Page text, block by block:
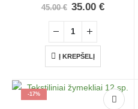
45.00€ 35.00€
Į KREPŠELĮ
-17%